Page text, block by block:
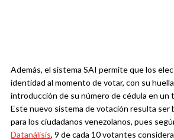
Además, el sistema SAI permite que los
identidad al momento de votar, con su
introducción de su número de cédula en un
Este nuevo sistema de votación resulta
para los ciudadanos venezolanos, pues
Datanálisis, 9 de cada 10 votantes